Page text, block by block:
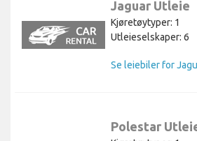
Jaguar Utleie
Kjøretøytyper: 1
Utleieselskaper: 6
Se leiebiler for
Polestar